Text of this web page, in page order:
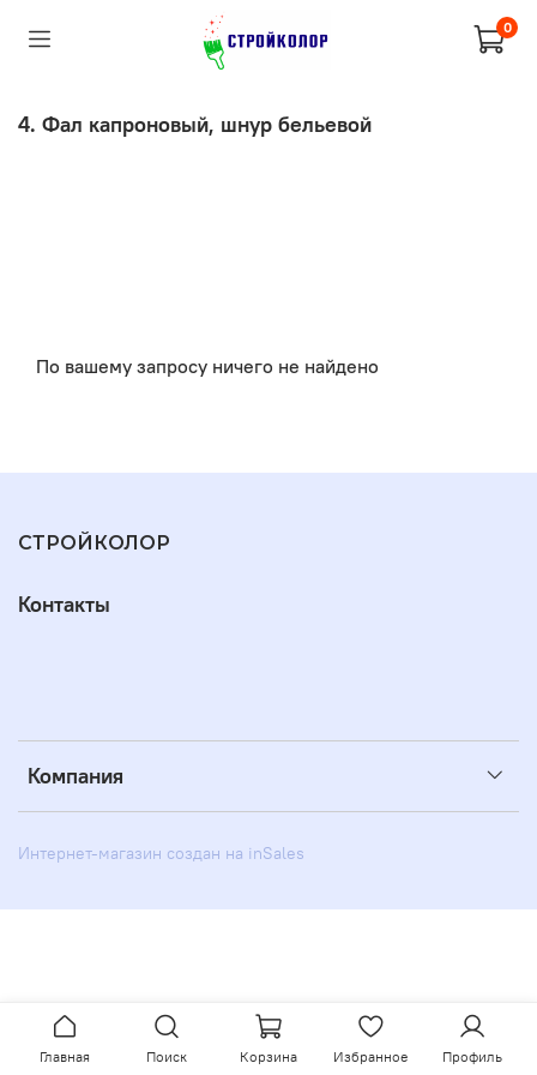
0
4. Фал капроновый, шнур бельевой
По вашему запросу ничего не найдено
СТРОЙКОЛОР
Компания
Контакты
Интернет-магазин создан на inSales
Главная Поиск Корзина Избранное Профиль